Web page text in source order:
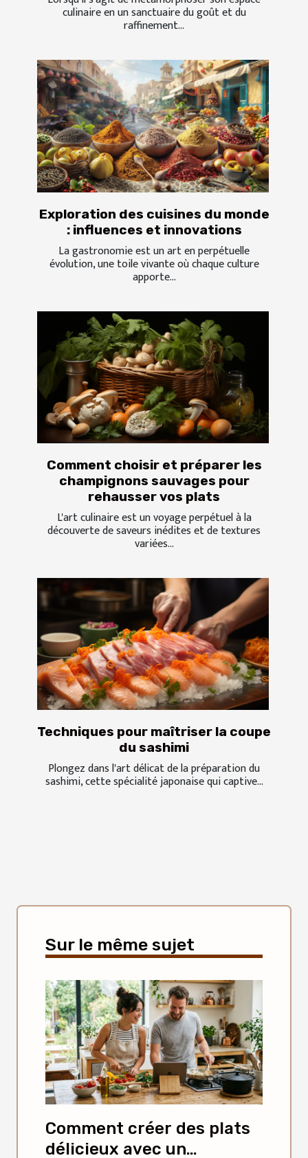
culinaire en un sanctuaire du goût et du
raffinement...
Exploration des cuisines du monde
: influences et innovations
La gastronomie est un art en perpétuelle
évolution, une toile vivante où chaque culture
apporte...
Comment choisir et préparer les
champignons sauvages pour
rehausser vos plats
L'art culinaire est un voyage perpétuel à la
découverte de saveurs inédites et de textures
variées...
Techniques pour maîtriser la coupe
du sashimi
Plongez dans l'art délicat de la préparation du
sashimi, cette spécialité japonaise qui captive...
Sur le même sujet
Comment créer des plats
délicieux avec un